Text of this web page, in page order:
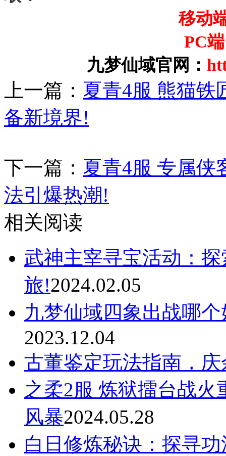
移动
PC
九梦仙域官网：
上一篇： 夏青4服 熊猫铁
备新境界!
下一篇： 夏青4服 专属侠
法引爆热潮!
相关阅读
武神主宰寻宝活动：
旅!2024.02.05
九梦仙域四象出战哪
2023.12.04
古董鉴定玩法指南，
之柔2服 炼狱擂台战
风暴2024.05.28
白日修炼秘诀：探寻